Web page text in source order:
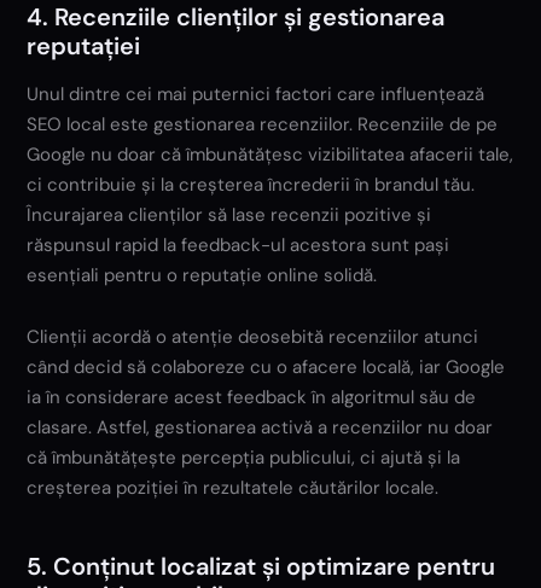
4. Recenziile clienților și gestionarea
reputației
Unul dintre cei mai puternici factori care influențează
SEO local este gestionarea recenziilor. Recenziile de pe
Google nu doar că îmbunătățesc vizibilitatea afacerii tale,
ci contribuie și la creșterea încrederii în brandul tău.
Încurajarea clienților să lase recenzii pozitive și
răspunsul rapid la feedback-ul acestora sunt pași
esențiali pentru o reputație online solidă.
Clienții acordă o atenție deosebită recenziilor atunci
când decid să colaboreze cu o afacere locală, iar Google
ia în considerare acest feedback în algoritmul său de
clasare. Astfel, gestionarea activă a recenziilor nu doar
că îmbunătățește percepția publicului, ci ajută și la
creșterea poziției în rezultatele căutărilor locale.
5. Conținut localizat și optimizare pentru